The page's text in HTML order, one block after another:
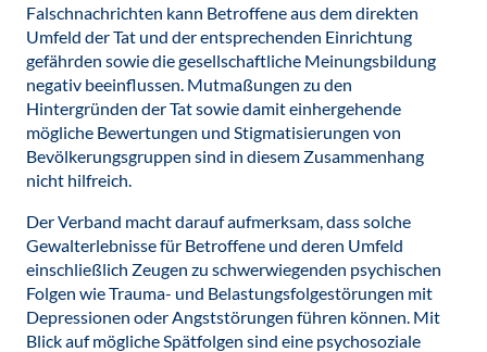
Falschnachrichten kann Betroffene aus dem direkten
Umfeld der Tat und der entsprechenden Einrichtung
gefährden sowie die gesellschaftliche Meinungsbildung
negativ beeinflussen. Mutmaßungen zu den
Hintergründen der Tat sowie damit einhergehende
mögliche Bewertungen und Stigmatisierungen von
Bevölkerungsgruppen sind in diesem Zusammenhang
nicht hilfreich.
Der Verband macht darauf aufmerksam, dass solche
Gewalterlebnisse für Betroffene und deren Umfeld
einschließlich Zeugen zu schwerwiegenden psychischen
Folgen wie Trauma- und Belastungsfolgestörungen mit
Depressionen oder Angststörungen führen können. Mit
Blick auf mögliche Spätfolgen sind eine psychosoziale